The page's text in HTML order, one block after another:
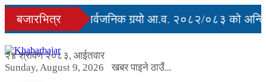
Skip
content
बजारभित्र
सरकारले सार्वजनिक गर्‍यो आ.व. २०८२/०८३ को अन्तिम
२४ श्रावण २०८३, आईतवार
Sunday, August 9, 2026
खबर पाइने ठाउँ...